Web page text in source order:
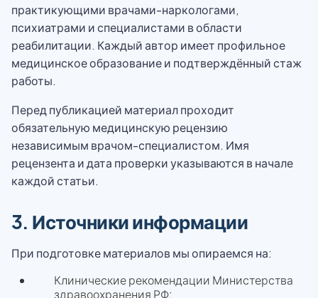
практикующими врачами-наркологами,
психиатрами и специалистами в области
реабилитации. Каждый автор имеет профильное
медицинское образование и подтверждённый стаж
работы.
Перед публикацией материал проходит
обязательную медицинскую рецензию
независимым врачом-специалистом. Имя
рецензента и дата проверки указываются в начале
каждой статьи.
3. Источники информации
При подготовке материалов мы опираемся на:
Клинические рекомендации Министерства
здравоохранения РФ;